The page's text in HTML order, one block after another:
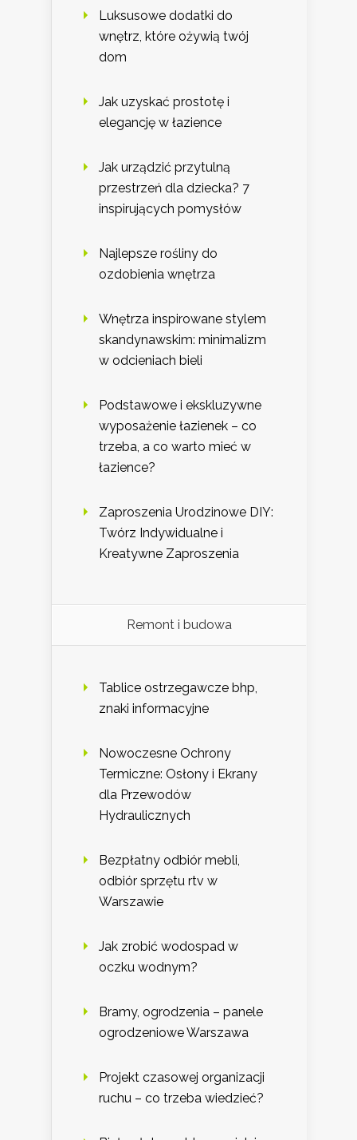
Luksusowe dodatki do
wnętrz, które ożywią twój
dom
Jak uzyskać prostotę i
elegancję w łazience
Jak urządzić przytulną
przestrzeń dla dziecka? 7
inspirujących pomysłów
Najlepsze rośliny do
ozdobienia wnętrza
Wnętrza inspirowane stylem
skandynawskim: minimalizm
w odcieniach bieli
Podstawowe i ekskluzywne
wyposażenie łazienek – co
trzeba, a co warto mieć w
łazience?
Zaproszenia Urodzinowe DIY:
Twórz Indywidualne i
Kreatywne Zaproszenia
Remont i budowa
Tablice ostrzegawcze bhp,
znaki informacyjne
Nowoczesne Ochrony
Termiczne: Osłony i Ekrany
dla Przewodów
Hydraulicznych
Bezpłatny odbiór mebli,
odbiór sprzętu rtv w
Warszawie
Jak zrobić wodospad w
oczku wodnym?
Bramy, ogrodzenia – panele
ogrodzeniowe Warszawa
Projekt czasowej organizacji
ruchu – co trzeba wiedzieć?